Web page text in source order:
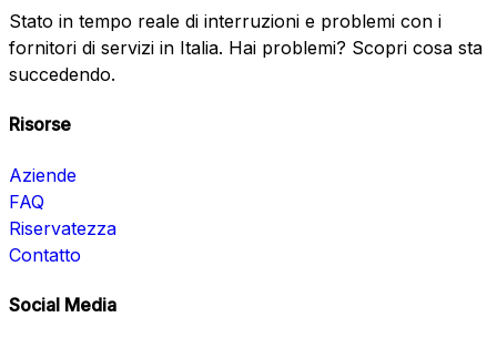
Stato in tempo reale di interruzioni e problemi con i
fornitori di servizi in Italia. Hai problemi? Scopri cosa sta
succedendo.
Risorse
Aziende
FAQ
Riservatezza
Contatto
Social Media